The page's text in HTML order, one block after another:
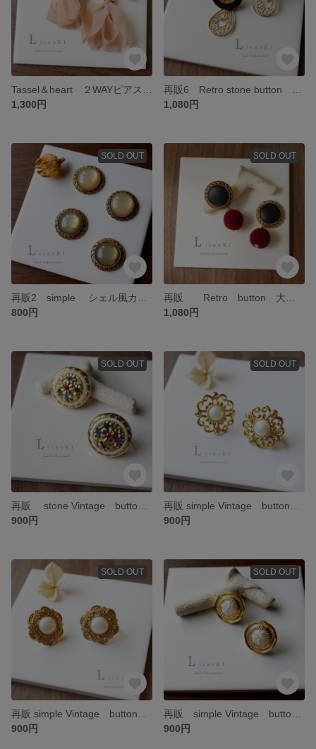
1,300円
1,080円
SOLD OUT
800円
SOLD OUT
1,080円
SOLD OUT
900円
SOLD OUT
900円
SOLD OUT
900円
SOLD OUT
900円